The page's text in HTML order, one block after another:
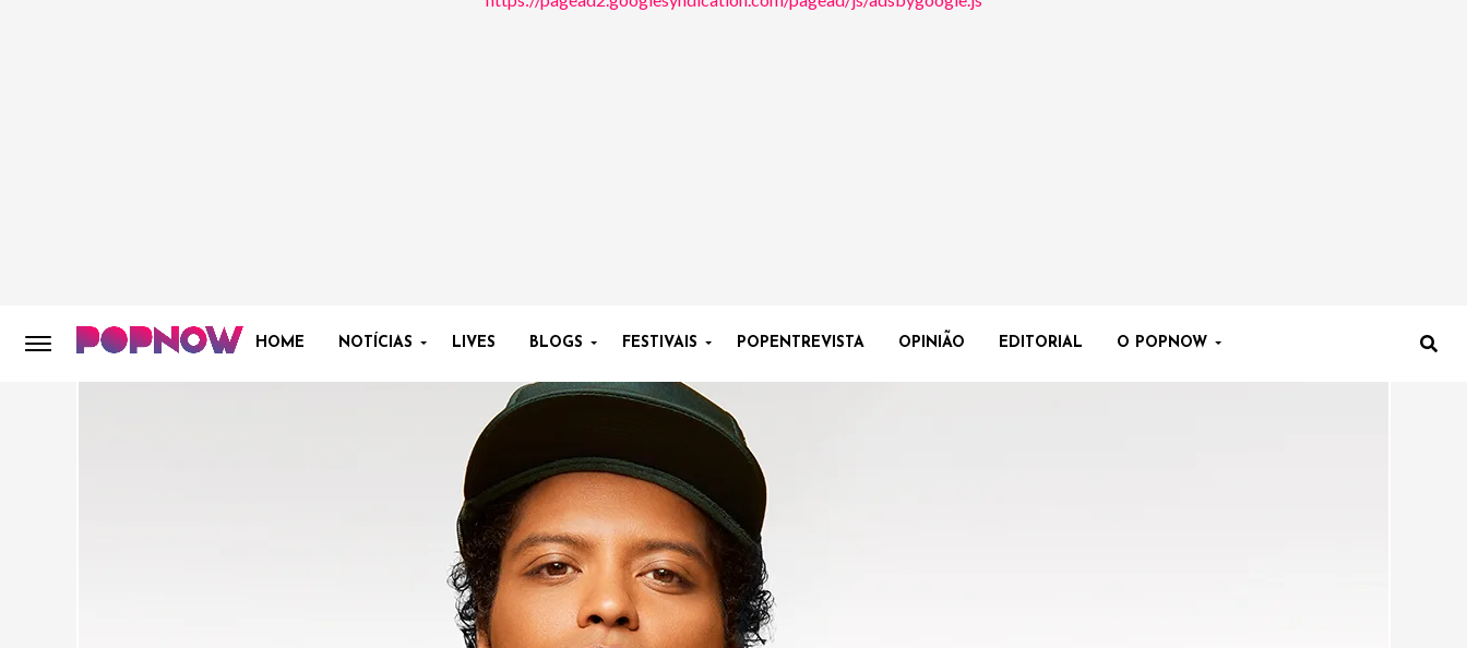
HOME NOTÍCIAS LIVES BLOGS FESTIVAIS POPENTREVISTA OPINIÃO EDITORIAL O POPNOW